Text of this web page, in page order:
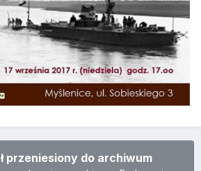
przeniesiony do archiwum